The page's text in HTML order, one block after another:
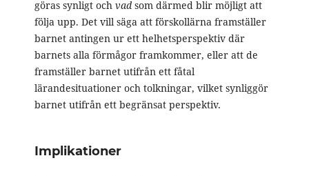
göras synligt ochvadsom därmed blir möjligt att
följa upp. Det vill säga att förskollärna framställer
barnet antingen ur ett helhetsperspektiv där
barnets alla förmågor framkommer, eller att de
framställer barnet utifrån ett fåtal
lärandesituationer och tolkningar, vilket synliggör
barnet utifrån ett begränsat perspektiv.
Implikationer